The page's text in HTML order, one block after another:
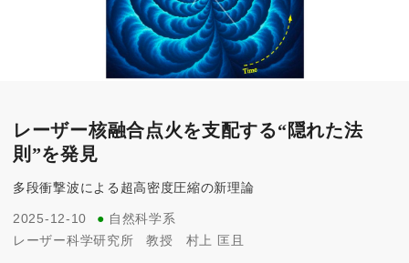
レーザー核融合点火を支配する“隠れた法
則”を発見
多段衝撃波による超高密度圧縮の新理論
2025-12-10 ● 自然科学系
レーザー科学研究所
教授 村上 匡且